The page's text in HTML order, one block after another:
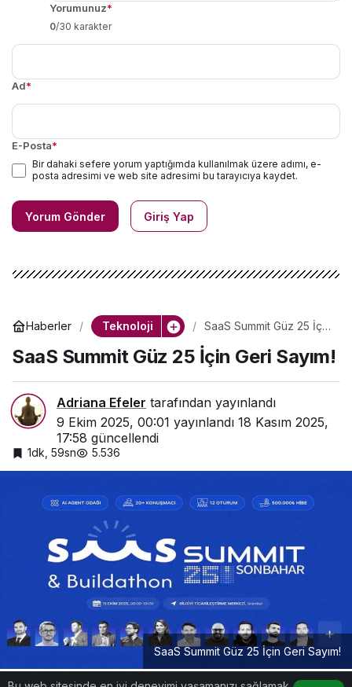
Yorumunuz*
0/30 karakter
Ad*
E-Posta*
Bir dahaki sefere yorum yaptığımda kullanılmak üzere adımı, e-
posta adresimi ve web site adresimi bu tarayıcıya kaydet.
Yorum Gönder Giriş Yap
Haberler Teknoloji
SaaS Summit Güz 25 İçin
SaaS Summit Güz 25 İçin Geri Sayım!
Adriana Efeler tarafından yayınlandı
9 Ekim 2025, 00:01 yayınlandı 18 Kasım 2025,
17:58 güncellendi
1dk, 59sn 5.536
SaaS Summit Güz 25 İçin Geri Sayım!